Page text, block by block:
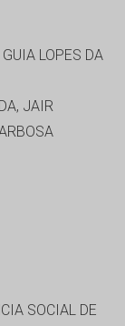
LOPES DA
JAIR
SOCIAL DE